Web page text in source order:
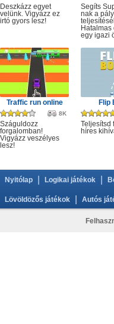
Deszkázz egyet
velünk. Vigyázz ez
irtó gyors lesz!
Segíts
nak a
Hatalmas
egy igazi
Traffic run online
8K
Száguldozz
forgalomban!
Vigyázz veszélyes
lesz!
Flip
Teljesítsd
híres
Nyitólap Logikai játékok
Lövöldözős játékok Autós